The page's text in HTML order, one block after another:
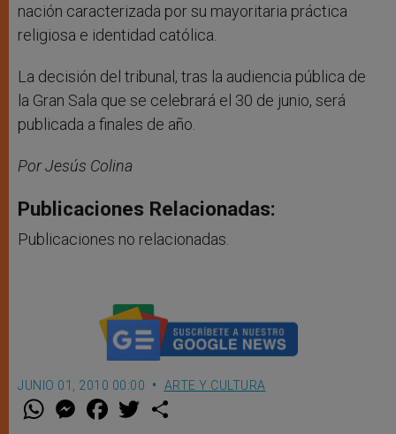
nación caracterizada por su mayoritaria práctica
religiosa e identidad católica.
La decisión del tribunal, tras la audiencia pública de
la Gran Sala que se celebrará el 30 de junio, será
publicada a finales de año.
Por Jesús Colina
Publicaciones Relacionadas:
Publicaciones no relacionadas.
JUNIO 01, 2010 00:00 ARTE Y CULTURA
W M
e
F
a w